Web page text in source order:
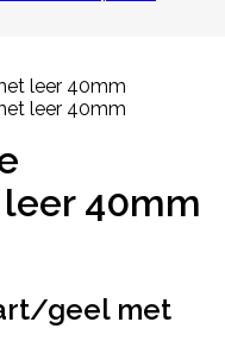
40mm
geel met